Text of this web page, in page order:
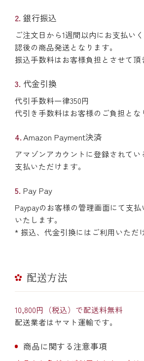
銀行振込
ご注文日から1週間以内にお支払い
認後の商品発送となります。
振込手数料はお客様負担とさせて頂
代金引換
代引手数料一律350円
代引き手数料はお客様のご負担とな
Amazon Payment決済
アマゾンアカウントに登録されてい
支払いただけます。
Pay Pay
Paypayのお客様の管理画面にて支
いたします。
* 振込、代金引換にはご利用いただ
配送方法
10,800円（税込）で配送料無料
配送業者はヤマト運輸です。
商品に関する注意事項